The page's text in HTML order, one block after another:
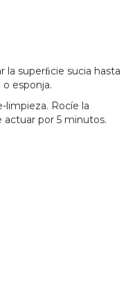
la superﬁcie sucia hasta
esponja.
limpieza. Rocíe la
por 5 minutos.